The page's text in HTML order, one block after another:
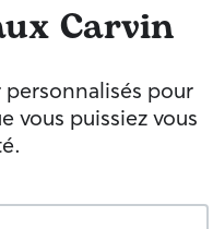
Carvin
pour
vous puissiez vous